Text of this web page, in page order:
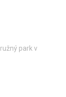
park v